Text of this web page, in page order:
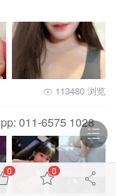
113480 浏览
011-6575 1028
0 0